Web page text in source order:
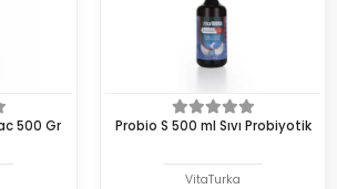
500 Gr
Probio S 500 ml Sıvı Probiyotik
VitaTurka